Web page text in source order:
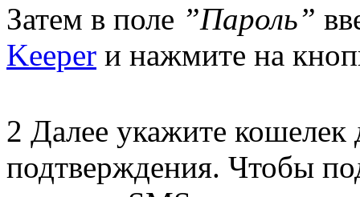
Затем в поле ”Пароль”
Keeper и нажмите на
2 Далее укажите
подтверждения. Чтобы